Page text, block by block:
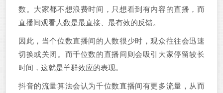
数。大家都不想浪费时间，只想看到有内容的直播，而
直播间观看人数是最直接、最有效的反馈。
因此，当个位数直播间的人数很少时，观众往往会迅速
切换或关闭。而千位数的直播间则会吸引大家停留较长
时间，这就是羊群效应的表现。
抖音的流量算法会认为千位数直播间有更多流量，从而